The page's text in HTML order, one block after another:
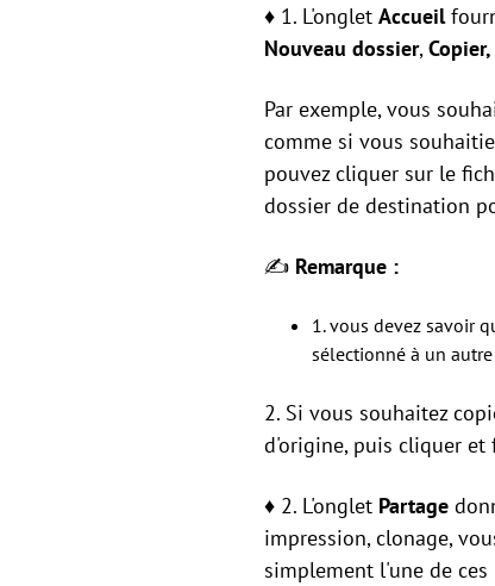
♦ 1. L'onglet Accueil
Nouveau dossier,
Par exemple, vous
comme si vous
pouvez cliquer sur le
dossier de destination
✍ Remarque :
1. vous devez savoir
sélectionné à un
2. Si vous souhaitez
d'origine, puis cliquer et
♦ 2. L'onglet Partage
impression, clonage,
simplement l'une de